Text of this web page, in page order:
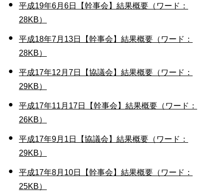
平成19年6月6日【幹事会】結果概要（ワード：
28KB）
平成18年7月13日【幹事会】結果概要（ワード：
28KB）
平成17年12月7日【協議会】結果概要（ワード：
29KB）
平成17年11月17日【幹事会】結果概要（ワード：
26KB）
平成17年9月1日【協議会】結果概要（ワード：
29KB）
平成17年8月10日【幹事会】結果概要（ワード：
25KB）